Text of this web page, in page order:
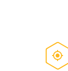

